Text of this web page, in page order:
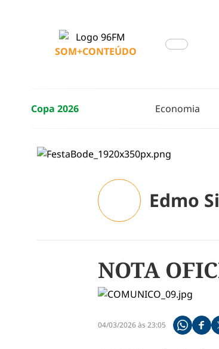
SOM+CONTEÚDO
Copa 2026 Economia
Edmo
NOTA
04/03/2026 às 23:05